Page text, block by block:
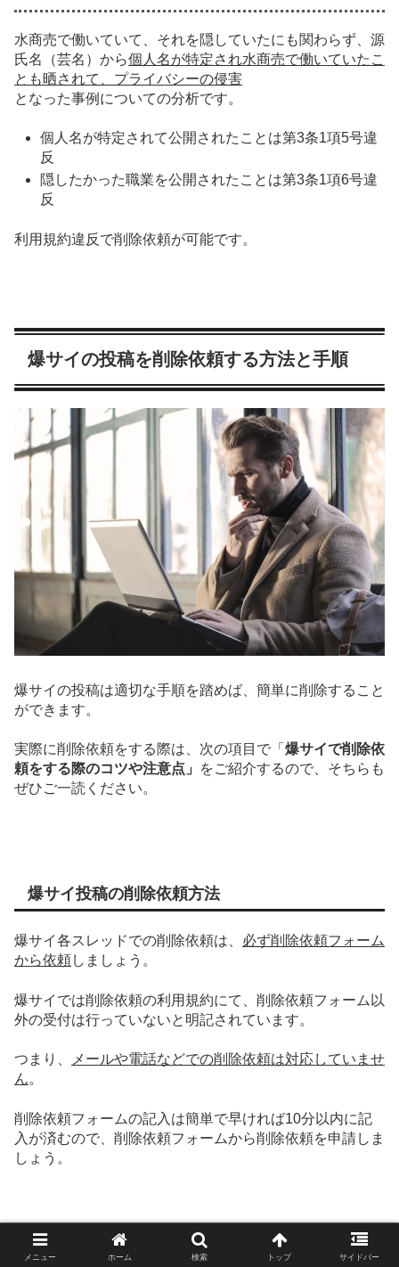
水商売で働いていて、それを隠していたにも関わらず、源
氏名（芸名）から個人名が特定され水商売で働いていたこ
とも晒されて、プライバシーの侵害
となった事例についての分析です。
個人名が特定されて公開されたことは第3条1項5号違
反
隠したかった職業を公開されたことは第3条1項6号違
反
利用規約違反 で削除依頼が可能です。
爆サイの投稿を削除依頼する方法と手順
爆サイの投稿は適切な手順を踏めば、簡単に削除すること
ができます。
実際に削除依頼をする際は、次の項目で「 爆サイで削除依
頼をする際のコツや注意点」
をご紹介するので、そちらも
ぜひご一読ください。
爆サイ投稿の削除依頼方法
爆サイ各スレッドでの削除依頼は、 必ず削除依頼フォーム
から依頼しましょう。
爆サイでは削除依頼の利用規約にて、 削除依頼フォーム以
外の受付は行っていないと明記されています。
つまり、
メールや電話などでの削除依頼は対応していませ
ん。
削除依頼フォームの記入は簡単で早ければ10分以内に記
入が済むので、削除依頼フォームから削除依頼を申請しま
しょう。
爆サイ投稿の削除手順
メニュー ホーム 検索 トップ サイドバー